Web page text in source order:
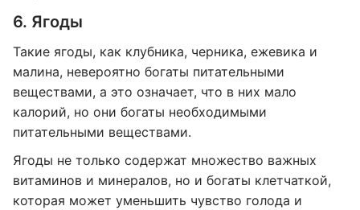
6. Ягоды
Такие ягоды, как клубника, черника, ежевика и
малина, невероятно богаты питательными
веществами, а это означает, что в них мало
калорий, но они богаты необходимыми
питательными веществами.
Ягоды не только содержат множество важных
витаминов и минералов, но и богаты клетчаткой,
которая может уменьшить чувство голода и